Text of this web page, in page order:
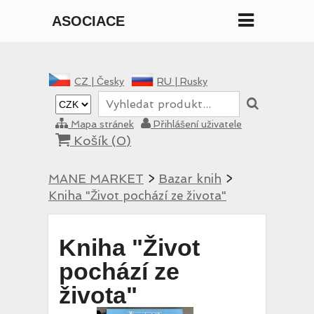
ASOCIACE
CZ | Česky RU | Rusky
Mapa stránek Přihlášení uživatele
Košík (0)
MANE MARKET > Bazar knih >
Kniha "Život pochází ze života"
Kniha "Život
pochází ze
života"